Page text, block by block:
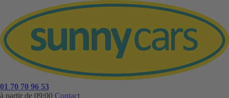
01 70 70 96 53
à partir de 09:00 Contact